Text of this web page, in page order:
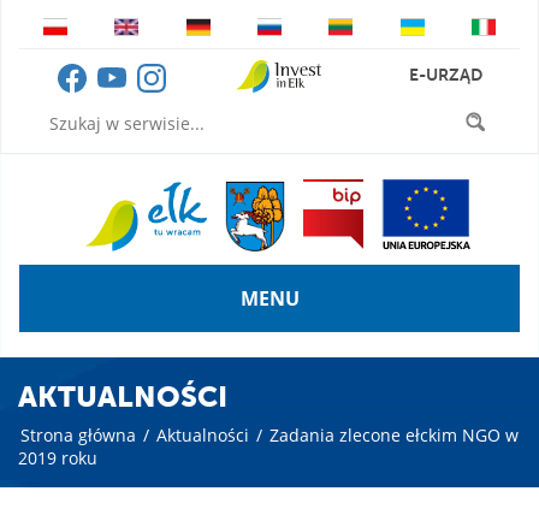
E-URZĄD
MENU
AKTUALNOŚCI
Strona główna / Aktualności / Zadania zlecone ełckim NGO w
2019 roku